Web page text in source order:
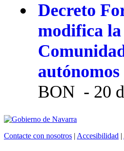
Decreto
modifica
autónomos
BON - 20
Contacte con nosotros | Accesibilidad |